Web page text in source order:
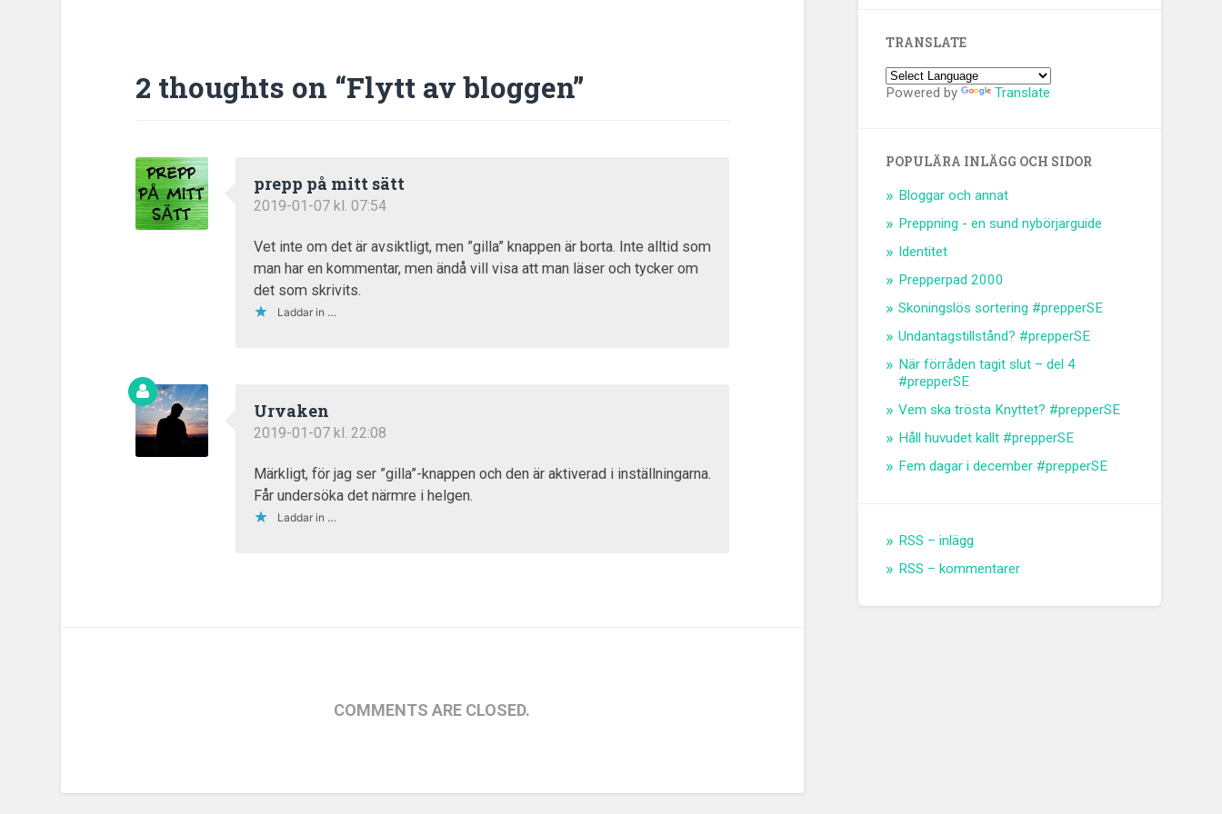
2 thoughts on “Flytt av bloggen”
prepp på mitt sätt
2019-01-07 kl. 07:54
Vet inte om det är avsiktligt, men ”gilla” knappen är borta. Inte alltid som
man har en kommentar, men ändå vill visa att man läser och tycker om
det som skrivits.
Laddar in …
Urvaken
2019-01-07 kl. 22:08
Märkligt, för jag ser ”gilla”-knappen och den är aktiverad i inställningarna.
Får undersöka det närmre i helgen.
Laddar in …
COMMENTS ARE CLOSED.
TRANSLATE
Powered by Translate
POPULÄRA INLÄGG OCH SIDOR
Bloggar och annat
Preppning - en sund nybörjarguide
Identitet
Prepperpad 2000
Skoningslös sortering #prepperSE
Undantagstillstånd? #prepperSE
När förråden tagit slut – del 4
#prepperSE
Vem ska trösta Knyttet? #prepperSE
Håll huvudet kallt #prepperSE
Fem dagar i december #prepperSE
RSS – inlägg
RSS – kommentarer